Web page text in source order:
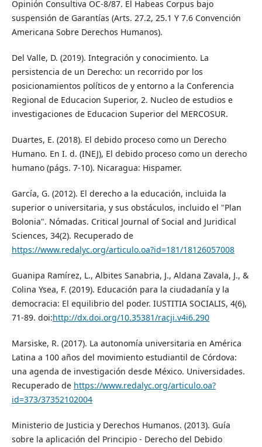
Opinión Consultiva OC-8/87. El Habeas Corpus bajo
suspensión de Garantías (Arts. 27.2, 25.1 Y 7.6 Convención
Americana Sobre Derechos Humanos).
Del Valle, D. (2019). Integración y conocimiento. La
persistencia de un Derecho: un recorrido por los
posicionamientos políticos de y entorno a la Conferencia
Regional de Educacion Superior, 2. Nucleo de estudios e
investigaciones de Educacion Superior del MERCOSUR.
Duartes, E. (2018). El debido proceso como un Derecho
Humano. En I. d. (INEJ), El debido proceso como un derecho
humano (págs. 7-10). Nicaragua: Hispamer.
García, G. (2012). El derecho a la educación, incluida la
superior o universitaria, y sus obstáculos, incluido el "Plan
Bolonia". Nómadas. Critical Journal of Social and Juridical
Sciences, 34(2). Recuperado de
https://www.redalyc.org/articulo.oa?id=181/18126057008
Guanipa Ramírez, L., Albites Sanabria, J., Aldana Zavala, J., &
Colina Ysea, F. (2019). Educación para la ciudadanía y la
democracia: El equilibrio del poder. IUSTITIA SOCIALIS, 4(6),
71-89. doi:http://dx.doi.org/10.35381/racji.v4i6.290
Marsiske, R. (2017). La autonomía universitaria en América
Latina a 100 años del movimiento estudiantil de Córdova:
una agenda de investigación desde México. Universidades.
Recuperado de https://www.redalyc.org/articulo.oa?
id=373/37352102004
Ministerio de Justicia y Derechos Humanos. (2013). Guía
sobre la aplicación del Principio - Derecho del Debido